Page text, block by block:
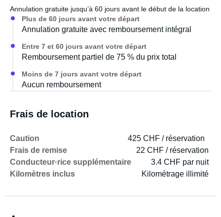
Annulation gratuite jusqu’à 60 jours avant le début de la location
Plus de 60 jours avant votre départ
Annulation gratuite avec remboursement intégral
Entre 7 et 60 jours avant votre départ
Remboursement partiel de 75 % du prix total
Moins de 7 jours avant votre départ
Aucun remboursement
Frais de location
Caution
425 CHF / réservation
Frais de remise
22 CHF / réservation
Conducteur·rice supplémentaire
3.4 CHF par nuit
Kilomètres inclus
Kilométrage illimité